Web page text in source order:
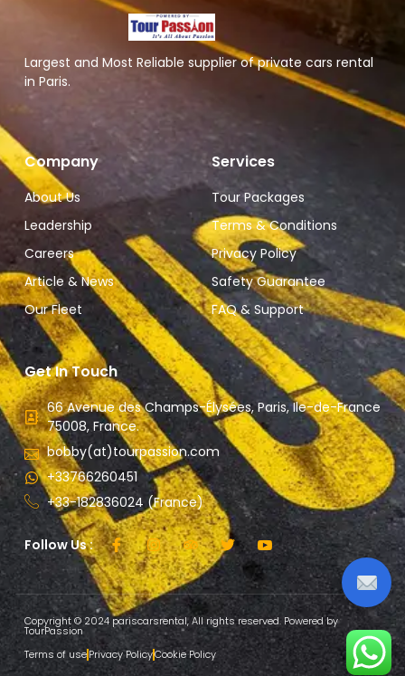
Largest and Most Reliable supplier of private cars rental
in Paris.
Company
About Us
Leadership
Careers
Article & News
Our Fleet
Services
Tour Packages
Terms & Conditions
Privacy Policy
Safety Guarantee
FAQ & Support
Get In Touch
66 Avenue des Champs-Élysées, Paris, Ile-de-France
75008, France.
bobby(at)tourpassion.com
+33766260451
+33-182836024 (France)
Follow Us :
Copyright © 2024 pariscarsrental, All rights reserved. Powered by
TourPassion
Terms of usePrivacy PolicyCookie Policy